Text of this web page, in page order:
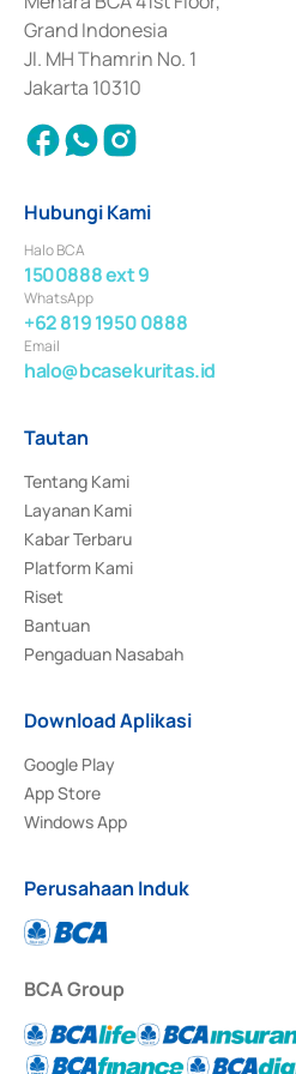
Surat Berharga Komersial yang izinnya
Grand Indonesia
Jl. MH Thamrin No. 1
Jakarta 10310
Hubungi Kami
Halo BCA
1500888 ext 9
WhatsApp
+62 819 1950 0888
Email
halo@bcasekuritas.id
Tautan
Tentang Kami
Layanan Kami
Kabar Terbaru
Platform Kami
Riset
Bantuan
Pengaduan Nasabah
Download Aplikasi
Google Play
App Store
Windows App
Perusahaan Induk
BCA Group